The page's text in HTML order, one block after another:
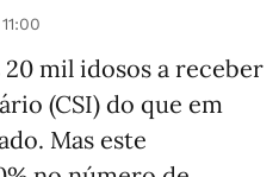
mil idosos a receber
(CSI) do que em
Mas este